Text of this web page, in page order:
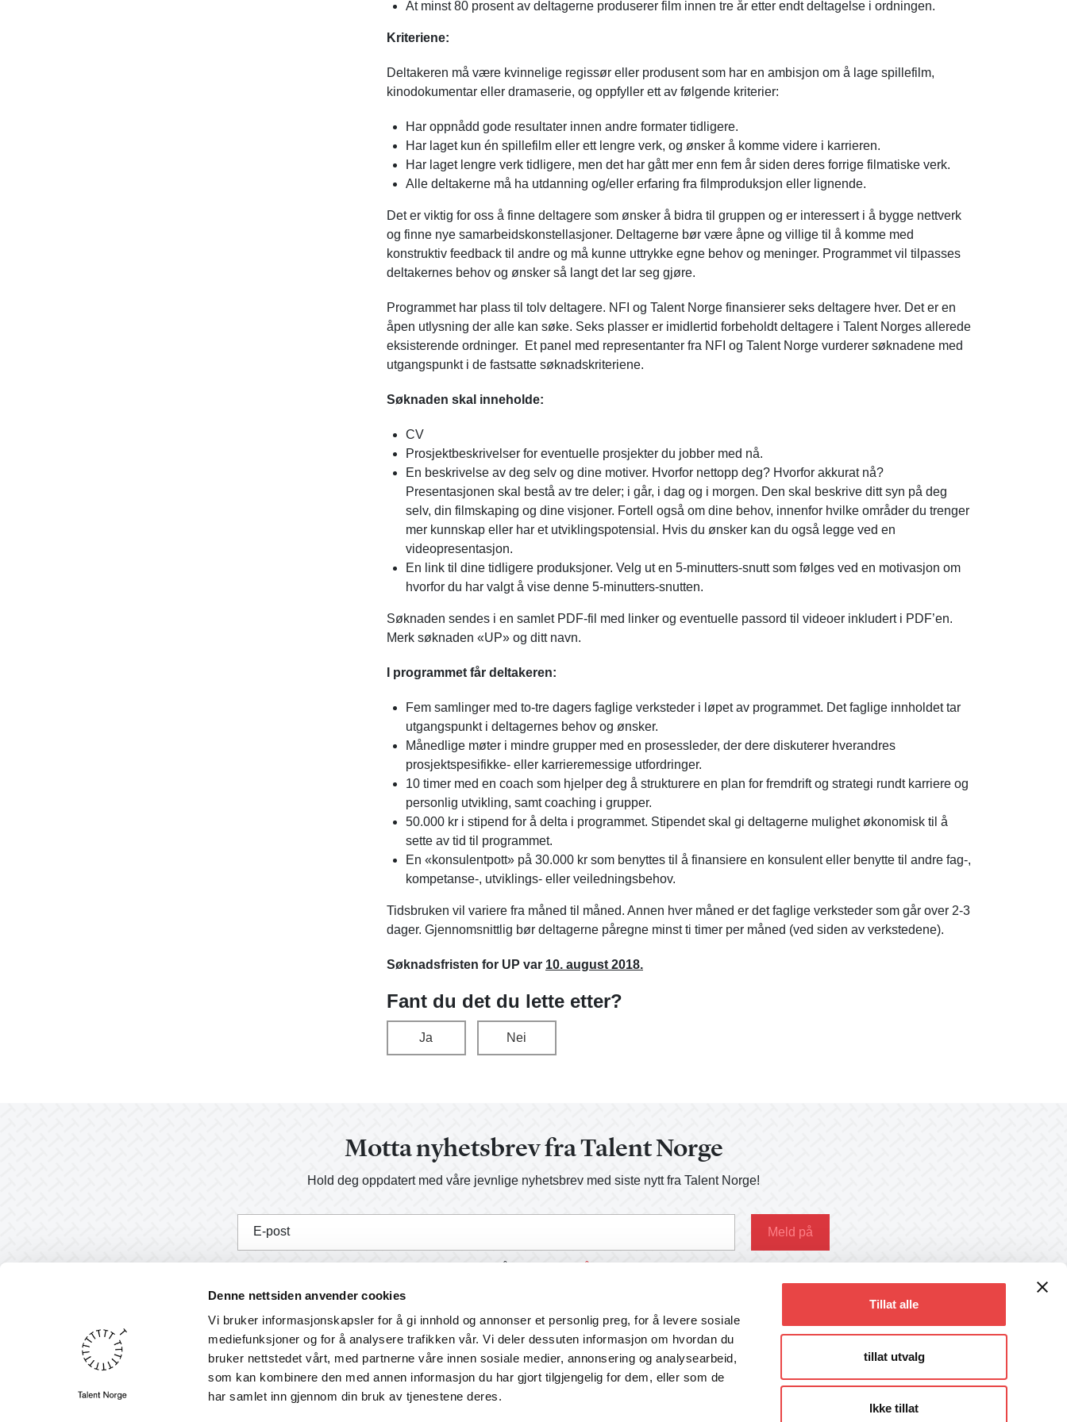
Denne nettsiden anvender cookies
Vi bruker informasjonskapsler for å gi innhold og annonser et personlig preg, for å levere sosiale
mediefunksjoner og for å analysere trafikken vår. Vi deler dessuten informasjon om hvordan du
bruker nettstedet vårt, med partnerne våre innen sosiale medier, annonsering og analysearbeid,
som kan kombinere den med annen informasjon du har gjort tilgjengelig for dem, eller som de
har samlet inn gjennom din bruk av tjenestene deres.
Tillat alle
tillat utvalg
Ikke tillat
At minst 80 prosent av deltagerne produserer film innen tre år etter endt deltagelse i ordningen.
Kriteriene:
Deltakeren må være kvinnelige regissør eller produsent som har en ambisjon om å lage spillefilm,
kinodokumentar eller dramaserie, og oppfyller ett av følgende kriterier:
Har oppnådd gode resultater innen andre formater tidligere.
Har laget kun én spillefilm eller ett lengre verk, og ønsker å komme videre i karrieren.
Har laget lengre verk tidligere, men det har gått mer enn fem år siden deres forrige filmatiske verk.
Alle deltakerne må ha utdanning og/eller erfaring fra filmproduksjon eller lignende.
Det er viktig for oss å finne deltagere som ønsker å bidra til gruppen og er interessert i å bygge nettverk
og finne nye samarbeidskonstellasjoner. Deltagerne bør være åpne og villige til å komme med
konstruktiv feedback til andre og må kunne uttrykke egne behov og meninger. Programmet vil tilpasses
deltakernes behov og ønsker så langt det lar seg gjøre.
Programmet har plass til tolv deltagere. NFI og Talent Norge finansierer seks deltagere hver. Det er en
åpen utlysning der alle kan søke. Seks plasser er imidlertid forbeholdt deltagere i Talent Norges allerede
eksisterende ordninger. Et panel med representanter fra NFI og Talent Norge vurderer søknadene med
utgangspunkt i de fastsatte søknadskriteriene.
Søknaden skal inneholde:
CV
Prosjektbeskrivelser for eventuelle prosjekter du jobber med nå.
En beskrivelse av deg selv og dine motiver. Hvorfor nettopp deg? Hvorfor akkurat nå?
Presentasjonen skal bestå av tre deler; i går, i dag og i morgen. Den skal beskrive ditt syn på deg
selv, din filmskaping og dine visjoner. Fortell også om dine behov, innenfor hvilke områder du trenger
mer kunnskap eller har et utviklingspotensial. Hvis du ønsker kan du også legge ved en
videopresentasjon.
En link til dine tidligere produksjoner. Velg ut en 5-minutters-snutt som følges ved en motivasjon om
hvorfor du har valgt å vise denne 5-minutters-snutten.
Søknaden sendes i en samlet PDF-fil med linker og eventuelle passord til videoer inkludert i PDF’en.
Merk søknaden «UP» og ditt navn.
I programmet får deltakeren:
Fem samlinger med to-tre dagers faglige verksteder i løpet av programmet. Det faglige innholdet tar
utgangspunkt i deltagernes behov og ønsker.
Månedlige møter i mindre grupper med en prosessleder, der dere diskuterer hverandres
prosjektspesifikke- eller karrieremessige utfordringer.
10 timer med en coach som hjelper deg å strukturere en plan for fremdrift og strategi rundt karriere og
personlig utvikling, samt coaching i grupper.
50.000 kr i stipend for å delta i programmet. Stipendet skal gi deltagerne mulighet økonomisk til å
sette av tid til programmet.
En «konsulentpott» på 30.000 kr som benyttes til å finansiere en konsulent eller benytte til andre fag-,
kompetanse-, utviklings- eller veiledningsbehov.
Tidsbruken vil variere fra måned til måned. Annen hver måned er det faglige verksteder som går over 2-3
dager. Gjennomsnittlig bør deltagerne påregne minst ti timer per måned (ved siden av verkstedene).
Søknadsfristen for UP var 10. august 2018.
Fant du det du lette etter?
Ja Nei
Motta nyhetsbrev fra Talent Norge
Hold deg oppdatert med våre jevnlige nyhetsbrev med siste nytt fra Talent Norge!
E-post
Nyheter
English
Facebook